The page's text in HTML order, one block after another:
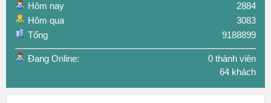
Hôm nay
Hôm qua
Tổng
2884
3083
9188899
Đang Online:
0 thành viên
64 khách